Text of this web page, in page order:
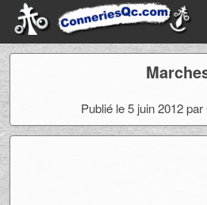
Publié le 5 juin 2012 par